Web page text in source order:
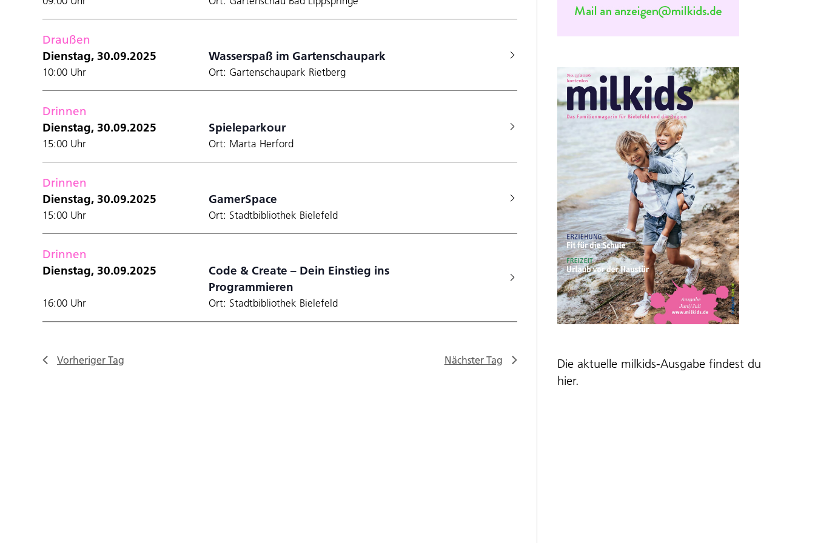
den
gefilterten
Ergebnissen
aktualisieren
Draußen
Dienstag, 30.09.2025
Wasserspaß im Gartenschaupark
10:00 Uhr Ort: Gartenschaupark Rietberg
Drinnen
Dienstag, 30.09.2025
Spieleparkour
15:00 Uhr Ort: Marta Herford
Drinnen
Dienstag, 30.09.2025
GamerSpace
15:00 Uhr Ort: Stadtbibliothek Bielefeld
Drinnen
Dienstag, 30.09.2025
Code & Create – Dein Einstieg ins
Programmieren
16:00 Uhr Ort: Stadtbibliothek Bielefeld
Vorheriger Tag Nächster Tag
Die aktuelle milkids-Ausgabe findest du
hier.